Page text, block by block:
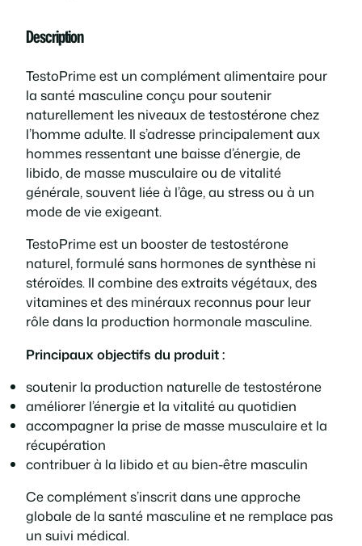
é
t
a
i
t
:
7
5
,
9
9
s
t
:
5
0
,
9
9
€
.
Description
TestoPrime est un complément alimentaire pour
la santé masculine conçu pour soutenir
naturellement les niveaux de testostérone chez
l’homme adulte. Il s’adresse principalement aux
hommes ressentant une baisse d’énergie, de
libido, de masse musculaire ou de vitalité
générale, souvent liée à l’âge, au stress ou à un
mode de vie exigeant.
TestoPrime est un booster de testostérone
naturel, formulé sans hormones de synthèse ni
stéroïdes. Il combine des extraits végétaux, des
vitamines et des minéraux reconnus pour leur
rôle dans la production hormonale masculine.
Principaux objectifs du produit :
soutenir la production naturelle de testostérone
améliorer l’énergie et la vitalité au quotidien
accompagner la prise de masse musculaire et la
récupération
contribuer à la libido et au bien-être masculin
Ce complément s’inscrit dans une approche
globale de la santé masculine et ne remplace pas
un suivi médical.